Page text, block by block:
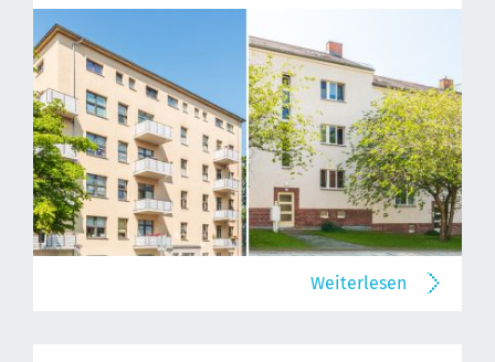
Weiterlesen